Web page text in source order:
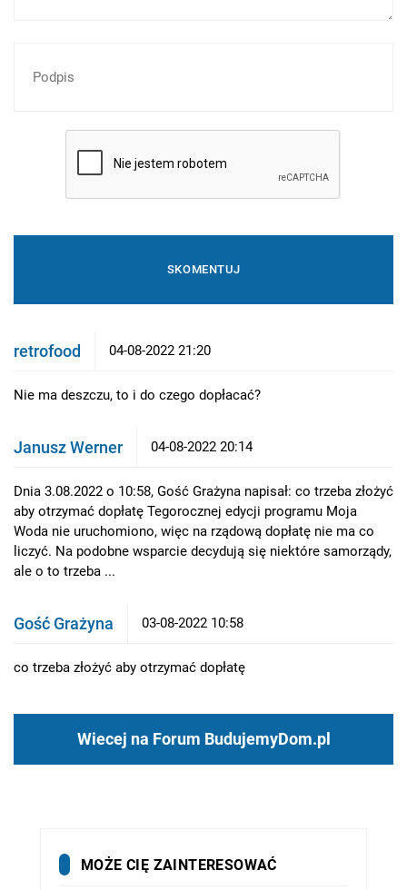
retrofood 04-08-2022 21:20
Nie ma deszczu, to i do czego dopłacać?
Janusz Werner 04-08-2022 20:14
Dnia 3.08.2022 o 10:58, Gość Grażyna napisał: co trzeba złożyć
aby otrzymać dopłatę Tegorocznej edycji programu Moja
Woda nie uruchomiono, więc na rządową dopłatę nie ma co
liczyć. Na podobne wsparcie decydują się niektóre samorządy,
ale o to trzeba ...
Gość Grażyna 03-08-2022 10:58
co trzeba złożyć aby otrzymać dopłatę
Wiecej na Forum BudujemyDom.pl
MOŻE CIĘ ZAINTERESOWAĆ